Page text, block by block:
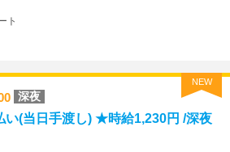
ト
NEW
深夜
(当日手渡し) ★時給1,230円 /深夜